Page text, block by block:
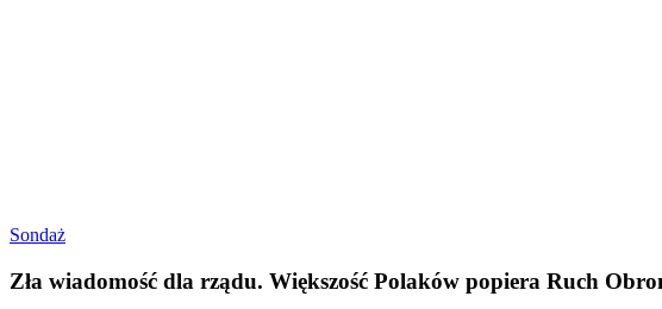
Sondaż
Zła wiadomość dla rządu. Większość Polaków popiera Ruch